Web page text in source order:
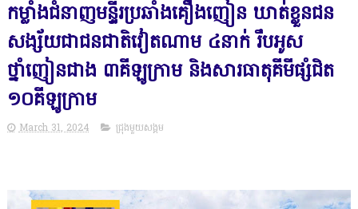
កម្លាំងជំនាញមន្ទីរប្រឆាំងគឿងញៀន ឃាត់ខ្លួនជន
សង្ស័យជាជនជាតិវៀតណាម ៤នាក់ រឹបអូស
ថ្នាំញៀនជាង ៣គីឡូក្រាម និងសារធាតុគីមីផ្សំជិត
១០គីឡូក្រាម
March 31, 2024 ជ្រុងមួយសង្គម